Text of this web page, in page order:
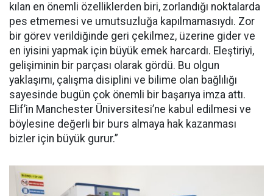
kılan en önemli özelliklerden biri, zorlandığı noktalarda
pes etmemesi ve umutsuzluğa kapılmamasıydı. Zor
bir görev verildiğinde geri çekilmez, üzerine gider ve
en iyisini yapmak için büyük emek harcardı. Eleştiriyi,
gelişiminin bir parçası olarak gördü. Bu olgun
yaklaşımı, çalışma disiplini ve bilime olan bağlılığı
sayesinde bugün çok önemli bir başarıya imza attı.
Elif’in Manchester Üniversitesi’ne kabul edilmesi ve
böylesine değerli bir burs almaya hak kazanması
bizler için büyük gurur.”